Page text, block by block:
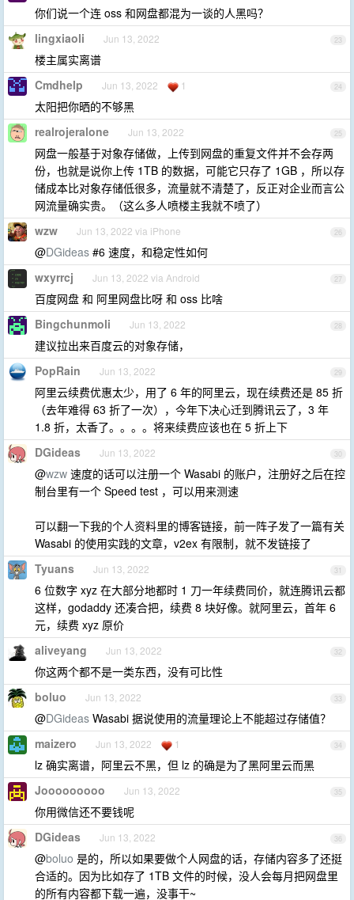
你们说一个连 oss 和网盘都混为一谈的人黑吗？
23
lingxiaoli Jun 13, 2022
楼主属实离谱
24
Cmdhelp Jun 13, 2022 1
太阳把你晒的不够黑
25
realrojeralone Jun 13, 2022
网盘一般基于对象存储做，上传到网盘的重复文件并不会存两
份，也就是说你上传 1TB 的数据，可能它只存了 1GB ，所以存
储成本比对象存储低很多，流量就不清楚了，反正对企业而言公
网流量确实贵。（这么多人喷楼主我就不喷了）
26
wzw Jun 13, 2022 via iPhone
@DGideas #6 速度，和稳定性如何
27
wxyrrcj Jun 13, 2022 via Android
百度网盘 和 阿里网盘比呀 和 oss 比啥
28
Bingchunmoli Jun 13, 2022
建议拉出来百度云的对象存储，
29
PopRain Jun 13, 2022
阿里云续费优惠太少，用了 6 年的阿里云，现在续费还是 85 折
（去年难得 63 折了一次），今年下决心迁到腾讯云了，3 年
1.8 折，太香了。。。。将来续费应该也在 5 折上下
30
DGideas Jun 13, 2022
@wzw 速度的话可以注册一个 Wasabi 的账户，注册好之后在控
制台里有一个 Speed test ，可以用来测速
可以翻一下我的个人资料里的博客链接，前一阵子发了一篇有关
Wasabi 的使用实践的文章，v2ex 有限制，就不发链接了
31
Tyuans Jun 13, 2022
6 位数字 xyz 在大部分地都时 1 刀一年续费同价，就连腾讯云都
这样，godaddy 还凑合把，续费 8 块好像。就阿里云，首年 6
元，续费 xyz 原价
32
aliveyang Jun 13, 2022
你这两个都不是一类东西，没有可比性
33
boluo Jun 13, 2022
@DGideas Wasabi 据说使用的流量理论上不能超过存储值？
34
maizero Jun 13, 2022 1
lz 确实离谱，阿里云不黑，但 lz 的确是为了黑阿里云而黑
35
Jooooooooo Jun 13, 2022
你用微信还不要钱呢
36
DGideas Jun 13, 2022
@boluo 是的，所以如果要做个人网盘的话，存储内容多了还挺
合适的。因为比如存了 1TB 文件的时候，没人会每月把网盘里
的所有内容都下载一遍，没事干~